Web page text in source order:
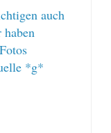
auch
*g*